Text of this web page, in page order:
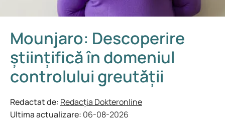
Mounjaro: Descoperire
științifică în domeniul
controlului greutății
Redactat de: Redacția Dokteronline
Ultima actualizare: 06-08-2026